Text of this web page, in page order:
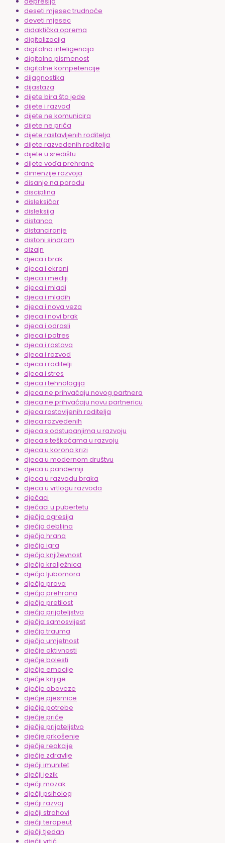
deseti mjesec trudnoće
deveti mjesec
didaktička oprema
digitalizacija
digitalna inteligencija
digitalna pismenost
digitalne kompetencije
dijagnostika
dijastaza
dijete bira što jede
dijete i razvod
dijete ne komunicira
dijete ne priča
dijete rastavljenih roditelja
dijete razvedenih roditelja
dijete u središtu
dijete vođa prehrane
dimenzije razvoja
disanje na porodu
disciplina
disleksičar
disleksija
distanca
distanciranje
distoni sindrom
dizajn
djeca i brak
djeca i ekrani
djeca i mediji
djeca i mladi
djeca i mladih
djeca i nova veza
djeca i novi brak
djeca i odrasli
djeca i potres
djeca i rastava
djeca i razvod
djeca i roditelji
djeca i stres
djeca i tehnologija
djeca ne prihvaćaju novog partnera
djeca ne prihvaćaju novu partnericu
djeca rastavljenih roditelja
djeca razvedenih
djeca s odstupanjima u razvoju
djeca s teškoćama u razvoju
djeca u korona krizi
djeca u modernom društvu
djeca u pandemiji
djeca u razvodu braka
djeca u vrtlogu razvoda
dječaci
dječaci u pubertetu
dječja agresija
dječja debljina
dječja hrana
dječja igra
dječja književnost
dječja kralježnica
dječja ljubomora
dječja prava
dječja prehrana
dječja pretilost
dječja prijateljstva
dječja samosvijest
dječja trauma
dječja umjetnost
dječje aktivnosti
dječje bolesti
dječje emocije
dječje knjige
dječje obaveze
dječje pjesmice
dječje potrebe
dječje priče
dječje prijateljstvo
dječje prkošenje
dječje reakcije
dječje zdravlje
dječji imunitet
dječji jezik
dječji mozak
dječji psiholog
dječji razvoj
dječji strahovi
dječji terapeut
dječji tjedan